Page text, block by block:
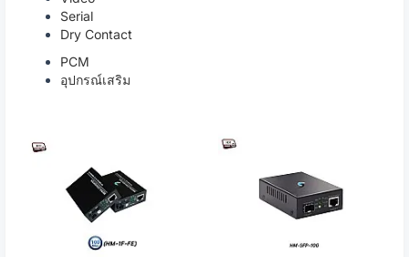
Serial
Dry Contact
PCM
อุปกรณ์เสริม